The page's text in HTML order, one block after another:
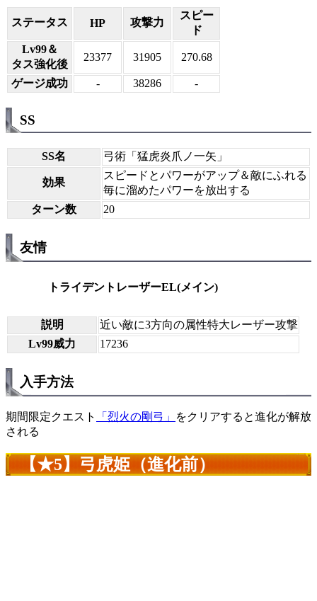
ステータス HP 攻撃力
スピー
ド
Lv99＆
タス強化後
23377 31905 270.68
ゲージ成功 - 38286 -
SS
SS名 弓術「猛虎炎爪ノ一矢」
効果
スピードとパワーがアップ＆敵にふれる
毎に溜めたパワーを放出する
ターン数
20
友情
トライデントレーザーEL(メイン)
説明
近い敵に3方向の属性特大レーザー攻撃
Lv99威力
17236
入手方法
期間限定クエスト 「烈火の剛弓」
をクリアすると進化が解放
される
【★5】弓虎姫（進化前）